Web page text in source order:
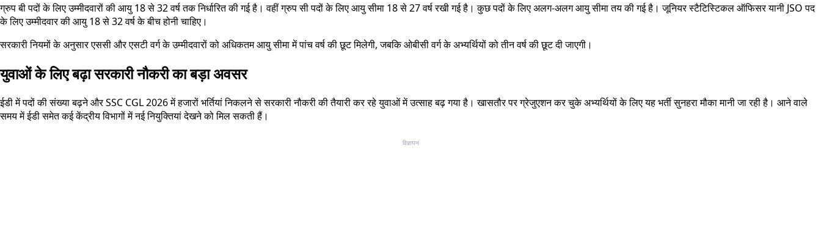
ग्रुप बी पदों के लिए उम्मीदवारों की आयु 18 से 32 वर्ष तक निर्धारित की गई है। वहीं ग्रुप सी पदों के लिए आयु सीमा 18 से 27 वर्ष रखी गई है। कुछ पदों के लिए अलग-अलग आयु सीमा तय की गई है। जूनियर स्टैटिस्टिकल ऑफिसर यानी JSO पद
के लिए उम्मीदवार की आयु 18 से 32 वर्ष के बीच होनी चाहिए।
सरकारी नियमों के अनुसार एससी और एसटी वर्ग के उम्मीदवारों को अधिकतम आयु सीमा में पांच वर्ष की छूट मिलेगी, जबकि ओबीसी वर्ग के अभ्यर्थियों को तीन वर्ष की छूट दी जाएगी।
युवाओं के लिए बढ़ा सरकारी नौकरी का बड़ा अवसर
ईडी में पदों की संख्या बढ़ने और SSC CGL 2026 में हजारों भर्तियां निकलने से सरकारी नौकरी की तैयारी कर रहे युवाओं में उत्साह बढ़ गया है। खासतौर पर ग्रेजुएशन कर चुके अभ्यर्थियों के लिए यह भर्ती सुनहरा मौका मानी जा रही है। आने वाले
समय में ईडी समेत कई केंद्रीय विभागों में नई नियुक्तियां देखने को मिल सकती हैं।
विज्ञापन